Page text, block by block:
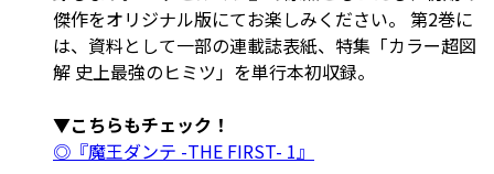
傑作をオリジナル版にてお楽しみください。 第2巻に
は、資料として一部の連載誌表紙、特集「カラー超図
解 史上最強のヒミツ」を単行本初収録。
▼こちらもチェック！
◎『魔王ダンテ -THE FIRST- 1』